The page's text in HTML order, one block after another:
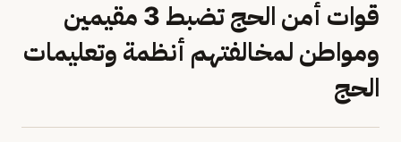
قوات أمن الحج تضبط 3 مقيمين
ومواطن لمخالفتهم أنظمة وتعليمات
الحج